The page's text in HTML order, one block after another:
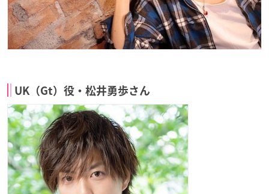
UK（Gt）役・松井勇歩さん